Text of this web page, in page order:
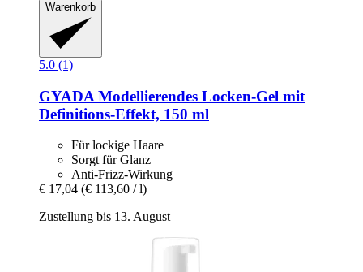
Warenkorb
5.0 (1)
GYADA Modellierendes Locken-​Gel mit
Definitions-​Effekt, 150 ml
Für lockige Haare
Sorgt für Glanz
Anti-Frizz-Wirkung
€ 17,04 (€ 113,60 / l)
Zustellung bis 13. August